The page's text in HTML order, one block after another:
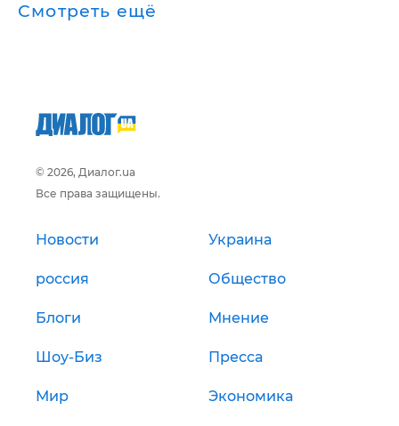
Смотреть ещё
© 2026, Диалог.ua
Все права защищены.
Новости Украина
россия Общество
Блоги Мнение
Шоу-Биз Пресса
Мир Экономика